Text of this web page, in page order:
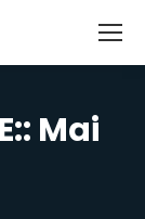
Mai